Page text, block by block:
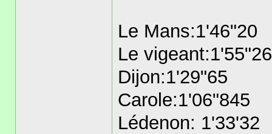
Le Mans:1'46"20
Le vigeant:1'55"26
Dijon:1'29"65
Carole:1'06"845
Lédenon: 1'33'32